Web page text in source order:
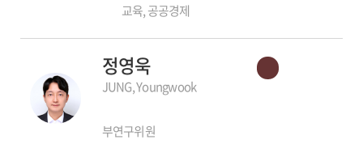
교육, 공공경제
정영욱
JUNG, Youngwook
부연구위원